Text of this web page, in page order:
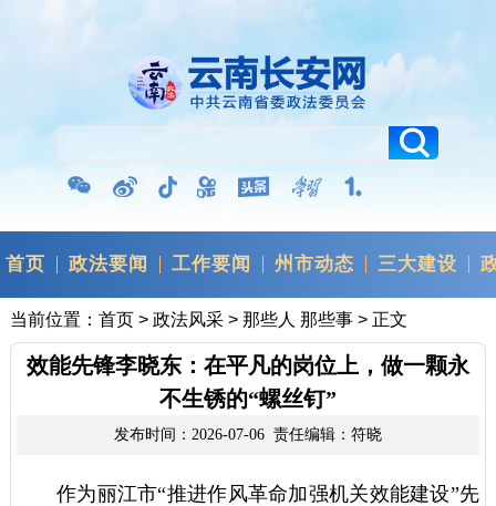
首页 政法要闻 工作要闻 州市动态 三大建设
当前位置： 首页> 政法风采> 那些人 那些事> 正文
效能先锋李晓东：在平凡的岗位上，做一颗永
不生锈的“螺丝钉”
发布时间：2026-07-06 责任编辑：符晓
作为丽江市“推进作风革命加强机关效能建设”先